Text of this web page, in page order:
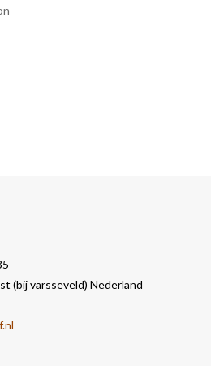
(bij varsseveld) Nederland